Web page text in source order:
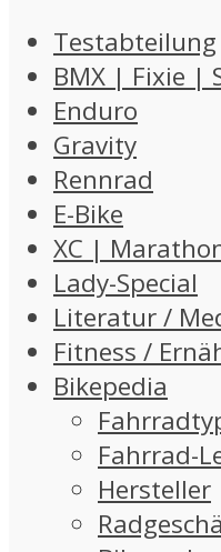
Testabteilung
BMX | Fixie |
Enduro
Gravity
Rennrad
E-Bike
XC |
Lady-Special
Literatur /
Fitness /
Bikepedia
Fahrrad-
Hersteller